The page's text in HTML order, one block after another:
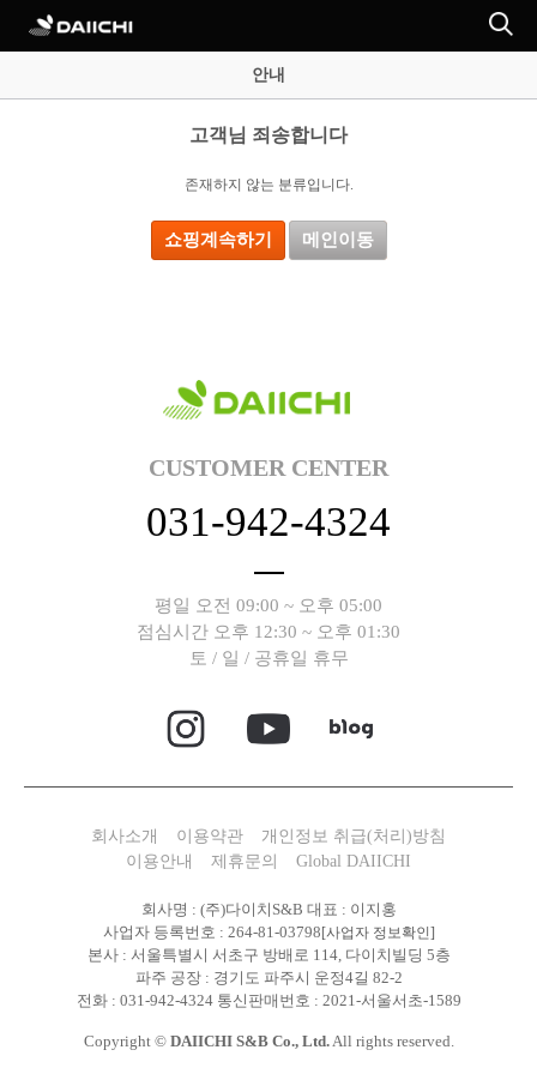
안내
고객님 죄송합니다
존재하지 않는 분류입니다.
쇼핑계속하기 메인이동
CUSTOMER CENTER
031-942-4324
평일 오전 09:00 ~ 오후 05:00
점심시간 오후 12:30 ~ 오후 01:30
토 / 일 / 공휴일 휴무
회사소개 이용약관
개인정보 취급(처리)방침
이용안내
제휴문의 Global DAIICHI
회사명 : (주)다이치S&B 대표 : 이지홍
사업자 등록번호 : 264-81-03798[사업자 정보확인]
본사 : 서울특별시 서초구 방배로 114, 다이치빌딩 5층
파주 공장 : 경기도 파주시 운정4길 82-2
전화 : 031-942-4324 통신판매번호 : 2021-서울서초-1589
Copyright © DAIICHI S&B Co., Ltd.All rights reserved.